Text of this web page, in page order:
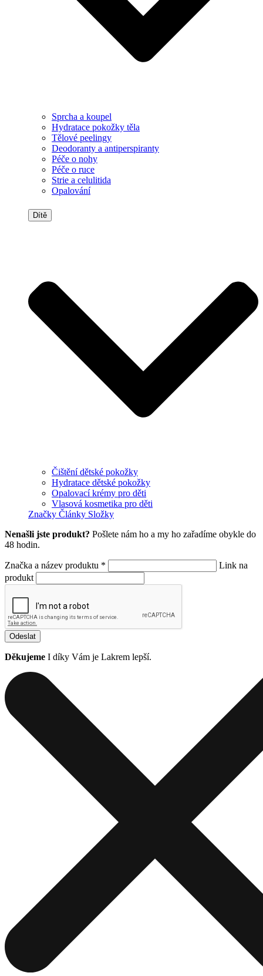
Sprcha a koupel
Hydratace pokožky těla
Tělové peelingy
Deodoranty a antiperspiranty
Péče o nohy
Péče o ruce
Strie a celulitida
Opalování
Dítě
Čištění dětské pokožky
Hydratace dětské pokožky
Opalovací krémy pro děti
Vlasová kosmetika pro děti
Značky Články Složky
Nenašli jste produkt? Pošlete nám ho a my ho zařadíme obykle do
48 hodin.
Značka a název produktu *
Link na
produkt
Odeslat
Děkujeme I díky Vám je Lakrem lepší.